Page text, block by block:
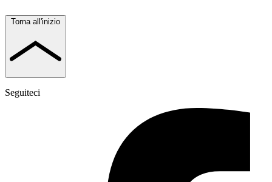
Torna all'inizio
Seguiteci